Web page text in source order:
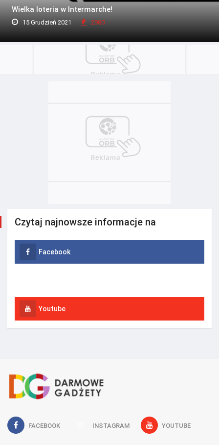
Wielka loteria w Intermarche!
15 Grudzień 2021 2980
Czytaj najnowsze informacje na
Facebook
Youtube
FACEBOOK INSTAGRAM YOUTUBE